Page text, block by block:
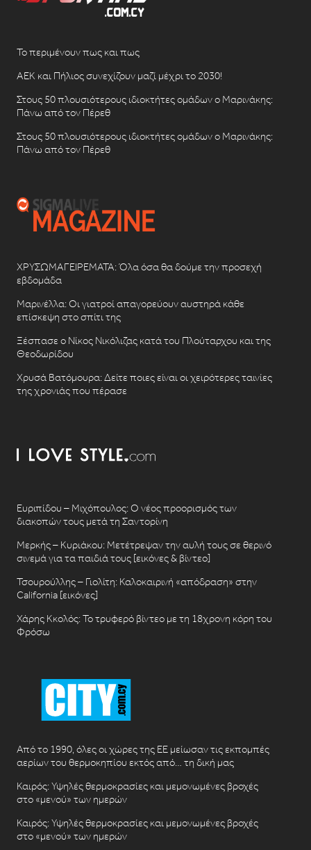
Το περιμένουν πως και πως
ΑΕΚ και Πήλιος συνεχίζουν μαζί μέχρι το 2030!
Στους 50 πλουσιότερους ιδιοκτήτες ομάδων ο Μαρινάκης:
Πάνω από τον Πέρεθ
Στους 50 πλουσιότερους ιδιοκτήτες ομάδων ο Μαρινάκης:
Πάνω από τον Πέρεθ
ΧΡΥΣΩΜΑΓΕΙΡΕΜΑΤΑ: Όλα όσα θα δούμε την προσεχή
εβδομάδα
Μαρινέλλα: Οι γιατροί απαγορεύουν αυστηρά κάθε
επίσκεψη στο σπίτι της
Ξέσπασε ο Νίκος Νικόλιζας κατά του Πλούταρχου και της
Θεοδωρίδου
Χρυσά Βατόμουρα: Δείτε ποιες είναι οι χειρότερες ταινίες
της χρονιάς που πέρασε
Ευριπίδου – Μιχόπουλος: Ο νέος προορισμός των
διακοπών τους μετά τη Σαντορίνη
Μερκής – Κυριάκου: Μετέτρεψαν την αυλή τους σε θερινό
σινεμά για τα παιδιά τους [εικόνες & βίντεο]
Τσουρούλλης – Γιολίτη: Καλοκαιρινή «απόδραση» στην
California [εικόνες]
Χάρης Κκολός: Το τρυφερό βίντεο με τη 18χρονη κόρη του
Φρόσω
Από το 1990, όλες οι χώρες της ΕΕ μείωσαν τις εκπομπές
αερίων του θερμοκηπίου εκτός από… τη δική μας
Καιρός: Υψηλές θερμοκρασίες και μεμονωμένες βροχές
στο «μενού» των ημερών
Καιρός: Υψηλές θερμοκρασίες και μεμονωμένες βροχές
στο «μενού» των ημερών